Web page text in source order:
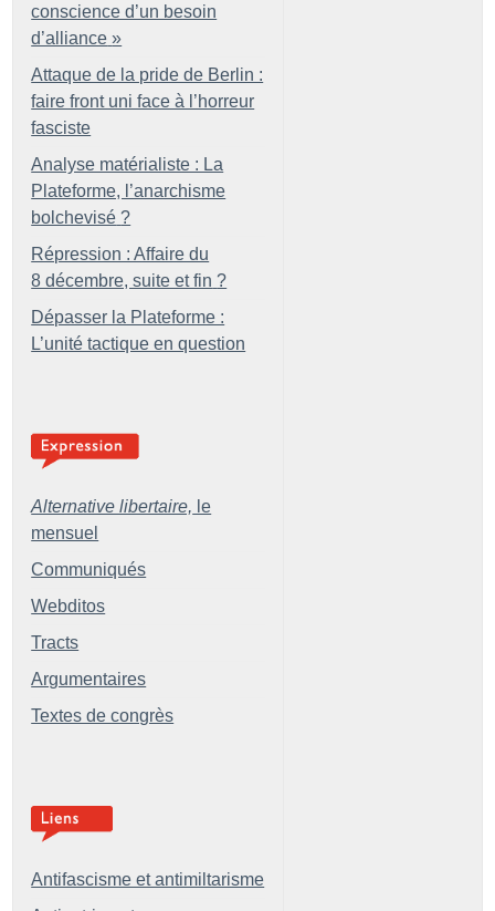
conscience d’un besoin
d’alliance »
Attaque de la pride de Berlin :
faire front uni face à l’horreur
fasciste
Analyse matérialiste : La
Plateforme, l’anarchisme
bolchevisé ?
Répression : Affaire du
8 décembre, suite et fin ?
Dépasser la Plateforme :
L’unité tactique en question
Alternative libertaire, le
mensuel
Communiqués
Webditos
Tracts
Argumentaires
Textes de congrès
Antifascisme et antimiltarisme